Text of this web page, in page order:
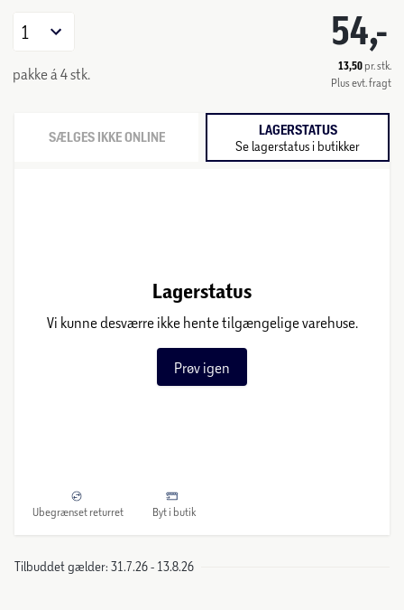
54,-
13,50 pr. stk.
Plus evt. fragt
1
pakke á 4 stk.
SÆLGES IKKE ONLINE LAGERSTATUS
Se lagerstatus i butikker
Lagerstatus
Vi kunne desværre ikke hente tilgængelige varehuse.
Prøv igen
Ubegrænset returret Byt i butik
Tilbuddet gælder: 31.7.26 - 13.8.26